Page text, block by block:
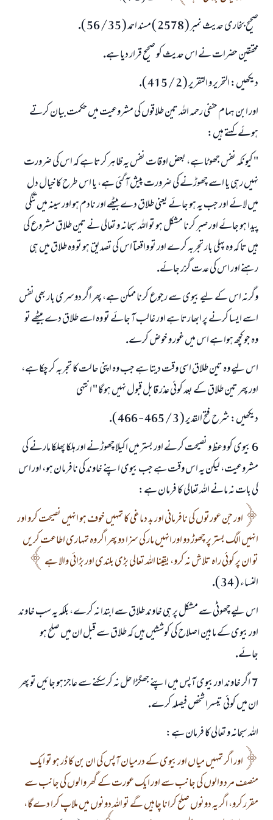
صحيح بخارى حديث نمبر ( 2578 ) مسند احمد ( 35 / 56 ).
محققين حضرات نے اس حديث كو صحيح قرار ديا ہے.
ديكھيں: التحرير و التقرير ( 2 / 415 ).
اور ابن ہمام حنفى رحمہ اللہ تين طلاقوں كى مشروعيت ميں حكمت بيان كرتے
ہوئے كہتے ہيں:
" كيونكہ نفس جھوٹا ہے، بعض اوقات نفس يہ ظاہر كرتا ہے كہ اس كى ضرورت
نہيں رہى يا اسے چھوڑنے كى ضرورت پيش آ گئى ہے، يا اس طرح كا خيال دل
ميں لائے اور جب يہ ہو جائے يعنى طلاق دے بيٹھے اور نادم ہو اور سينہ ميں تنگى
پيدا ہو جائے اور صبر كرنا مشكل ہو تو اللہ سبحانہ و تعالى نے تين طلاق مشروع كى
ہيں تا كہ وہ پہلى بار تجربہ كرے اور تو واقعتا اس كى تصديق ہو تو وہ طلاق ميں ہى
رہنے اور اس كى عدت گزر جائے.
وگرنہ اس كے ليے بيوى سے رجوع كرنا ممكن ہے، پھر اگر دوسرى بار بھى نفس
اسے ايسا كرنے پر ابھارتا ہے اور غالب آ جائے تو وہ اسے طلاق دے بيٹھے تو
وہ جو كچھ ہوا ہے اس ميں غور و خوض كرے.
اس ليے وہ تين طلاق اسى وقت ديتا ہے جب وہ اپنى حالت كا تجربہ كر چكا ہے،
اور پھر تين طلاق كے بعد كوئى عذر قابل قبول نہيں ہوگا " انتہى
ديكھيں: شرح فتح القدير ( 3 / 465 - 466 ).
6 ـ بيوى كو وعظ و نصيحت كرنے اور بستر ميں اكيلا چھوڑنے اور ہلكا پھلكا مارنے كى
مشروعيت، ليكن يہ اس وقت ہے جب بيوى اپنے خاوند كى نافرمان ہو، اور اس
كى بات نہ مانے اللہ تعالى كا فرمان ہے:
اور جن عورتوں كى نافرمانى اور بد دماغى كا تمہيں خوف ہو انہيں نصيحت كرو اور
انہيں الگ بستر پر چھوڑ دو اور انہيں مار كى سزا دو پھر اگر وہ تمہارى اطاعت كريں
تو ان پر كوئى راہ تلاش نہ كرو، يقينا اللہ تعالى بڑى بلندى اور بڑائى والا ہے
النساء ( 34 ).
اس ليے چھوٹى سے مشكل پر ہى خاوند طلاق سے ابتدا نہ كرے، بلكہ يہ سب خاوند
اور بيوى كے مابين اصلاح كى كوششيں ہيں كہ طلاق سے قبل ان ميں صلح ہو
جائے.
7 ـ اگر خاوند اور بيوى آپس ميں اپنے جھگڑا حل نہ كر سكنے سے عاجز ہو جائيں تو پھر
ان ميں كوئى تيسرا شخص فيصلہ كرے.
اللہ سبحانہ و تعالى كا فرمان ہے:
اور اگر تمہيں مياں اور بيوى كے درميان آپس كى ان بن كا ڈر ہو تو ايك
منصف مرد والوں كى جانب سے اور ايك عورت كے گھر والوں كى جانب سے
مقرر كرو، اگر يہ دونوں صلح كرانا چاہيں گے تو اللہ دونوں ميں ملاپ كرا دےگا،
ابھی تعاون کریں